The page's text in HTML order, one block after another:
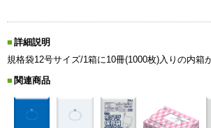
詳細説明
規格袋12号サイズ/1箱に10冊(1000枚)入りの内箱
関連商品